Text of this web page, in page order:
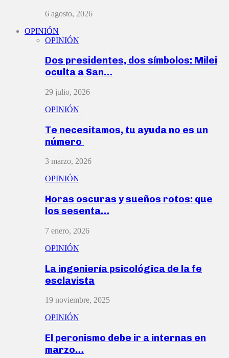
6 agosto, 2026
OPINIÓN
OPINIÓN
Dos presidentes, dos símbolos: Milei
oculta a San…
29 julio, 2026
OPINIÓN
Te necesitamos, tu ayuda no es un
número
3 marzo, 2026
OPINIÓN
Horas oscuras y sueños rotos: que
los sesenta…
7 enero, 2026
OPINIÓN
La ingeniería psicológica de la fe
esclavista
19 noviembre, 2025
OPINIÓN
El peronismo debe ir a internas en
marzo…